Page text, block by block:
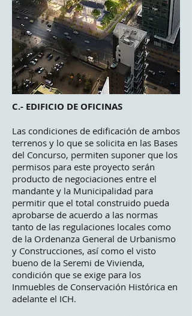
C.- EDIFICIO DE OFICINAS
Las condiciones de edificación de ambos
terrenos y lo que se solicita en las Bases
del Concurso, permiten suponer que los
permisos para este proyecto serán
producto de negociaciones entre el
mandante y la Municipalidad para
permitir que el total construido pueda
aprobarse de acuerdo a las normas
tanto de las regulaciones locales como
de la Ordenanza General de Urbanismo
y Construcciones, así como el visto
bueno de la Seremi de Vivienda,
condición que se exige para los
Inmuebles de Conservación Histórica en
adelante el ICH.